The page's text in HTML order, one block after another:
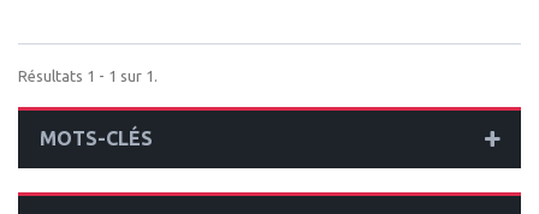
Résultats 1 - 1 sur 1.
MOTS-CLÉS